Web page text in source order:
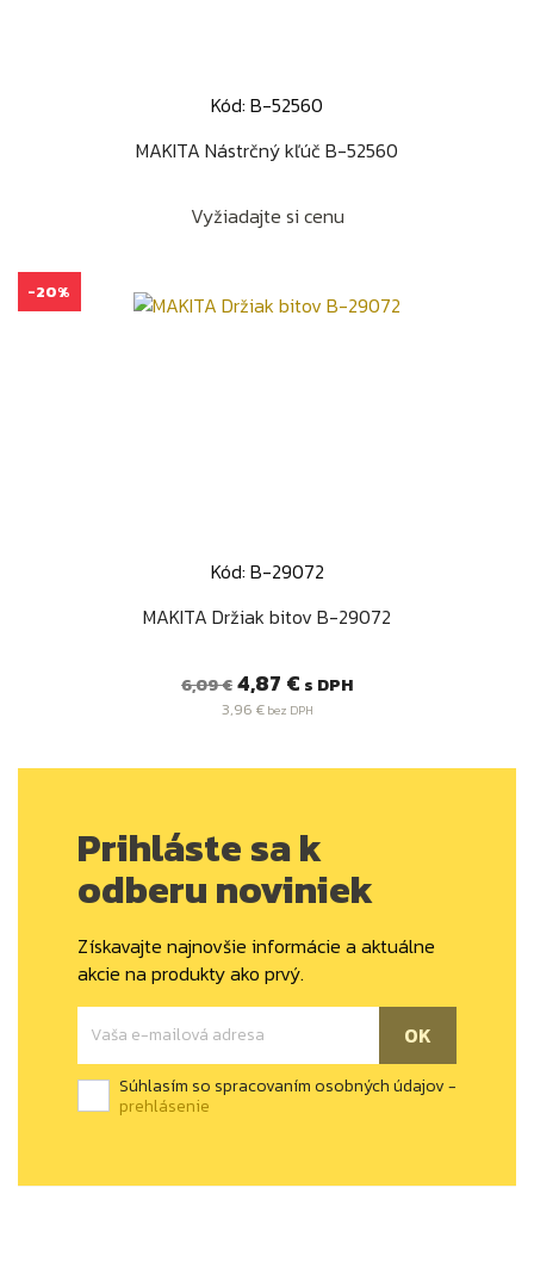
Kód: B-52560
MAKITA Nástrčný kľúč B-52560
Vyžiadajte si cenu
Kód: B-29072
MAKITA Držiak bitov B-29072
Bežná
cena
6,09 €Cena
4,87 € s DPH
3,96 €bez DPH
-20%
Prihláste sa k
odberu noviniek
Získavajte najnovšie informácie a aktuálne
akcie na produkty ako prvý.
Súhlasím so spracovaním osobných údajov -
prehlásenie